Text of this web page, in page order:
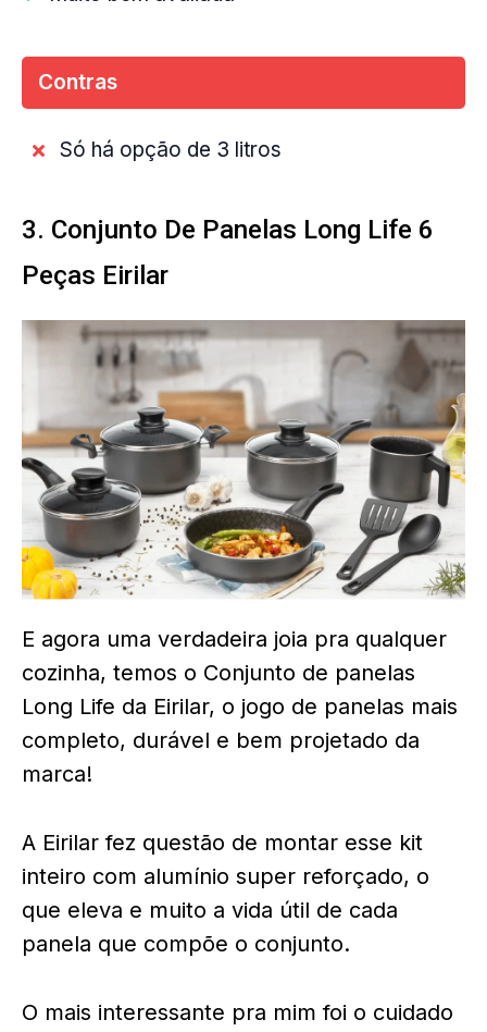
Contras
Só há opção de 3 litros
3. Conjunto De Panelas Long Life 6
Peças Eirilar
E agora uma verdadeira joia pra qualquer
cozinha, temos o Conjunto de panelas
Long Life da Eirilar, o jogo de panelas mais
completo, durável e bem projetado da
marca!
A Eirilar fez questão de montar esse kit
inteiro com alumínio super reforçado, o
que eleva e muito a vida útil de cada
panela que compõe o conjunto.
O mais interessante pra mim foi o cuidado